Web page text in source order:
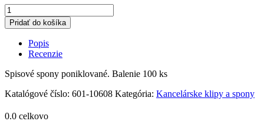
Spisové
spony
28
SA0145
quantity
Pridať do košíka
Popis
Recenzie
Spisové spony poniklované. Balenie 100 ks
Katalógové číslo: 601-10608 Kategória: Kancelárske klipy a spony
0.0 celkovo